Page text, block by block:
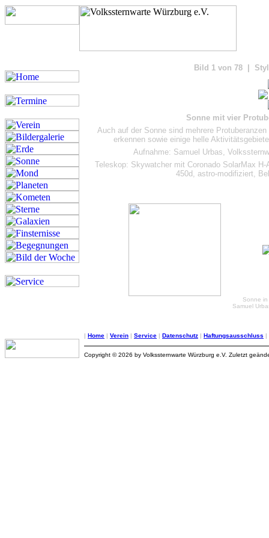
Bild 1 von 78 |
Sonne mit vier
Auch auf der Sonne sind mehrere
erkennen sowie einige helle
Aufnahme: Samuel Urbas,
Teleskop: Skywatcher mit Coronado SolarMax
450d, astro-modifiziert,
Sonne in
Samuel
| Home | Verein | Service | Datenschutz | Haftungsausschluss |
Copyright © 2026 by Volkssternwarte Würzburg e.V. Zuletzt